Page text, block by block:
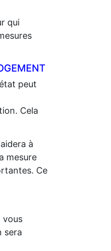
qui
peut
Cela
à
mesure
Ce
vous
sera